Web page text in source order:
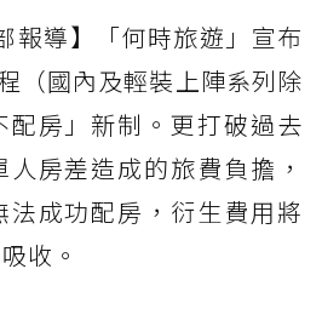
報導】「何時旅遊」宣布
（國內及輕裝上陣系列除
配房」新制。更打破過去
房差造成的旅費負擔，
成功配房，衍生費用將
收。